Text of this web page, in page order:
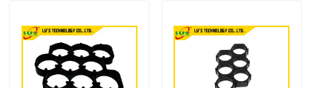
Produkte
Über uns